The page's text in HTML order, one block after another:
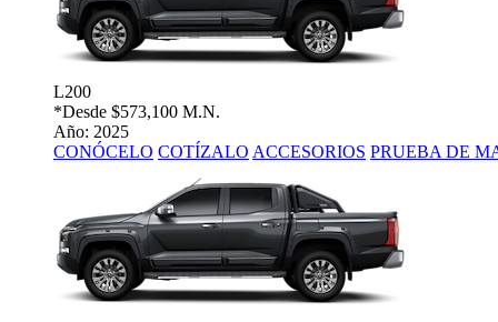
L200
*Desde $573,100 M.N.
Año: 2025
CONÓCELO COTÍZALO ACCESORIOS PRUEBA DE